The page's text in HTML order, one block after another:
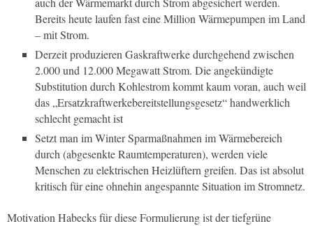
Bereits heute laufen fast eine Million Wärmepumpen im Land
– mit Strom.
Derzeit produzieren Gaskraftwerke durchgehend zwischen
2.000 und 12.000 Megawatt Strom. Die angekündigte
Substitution durch Kohlestrom kommt kaum voran, auch weil
das „Ersatzkraftwerkebereitstellungsgesetz“ handwerklich
schlecht gemacht ist
Setzt man im Winter Sparmaßnahmen im Wärmebereich
durch (abgesenkte Raumtemperaturen), werden viele
Menschen zu elektrischen Heizlüftern greifen. Das ist absolut
kritisch für eine ohnehin angespannte Situation im Stromnetz.
Motivation Habecks für diese Formulierung ist der tiefgrüne